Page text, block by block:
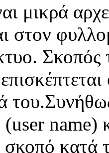
μικρά
στον
Σκοπός
name)
κατά